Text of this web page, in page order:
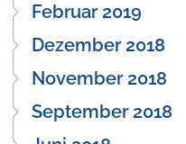
Februar 2019
Dezember 2018
November 2018
September 2018